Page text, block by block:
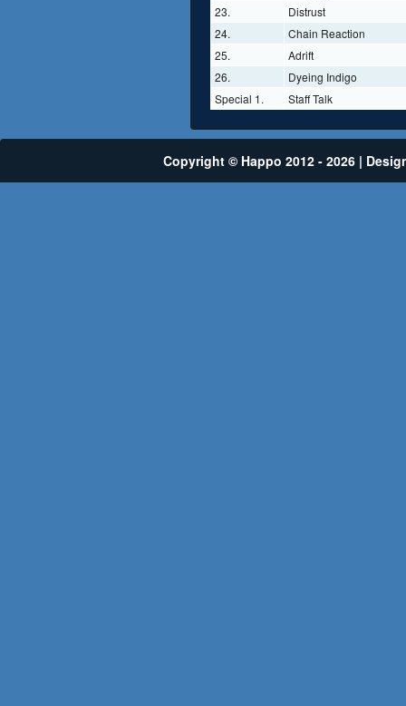
23.
Distrust
24.
Chain Reaction
25.
Adrift
26.
Dyeing Indigo
Special 1.
Staff Talk
Copyright © Happo 2012 - 2026 |